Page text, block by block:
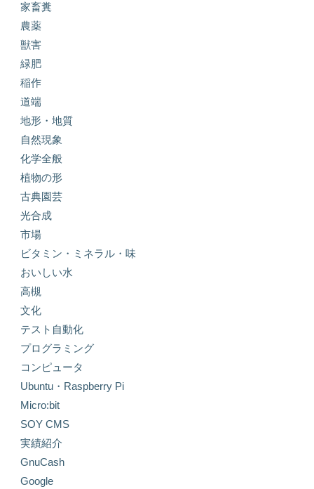
家畜糞
農薬
獣害
緑肥
稲作
道端
地形・地質
自然現象
化学全般
植物の形
古典園芸
光合成
市場
ビタミン・ミネラル・味
おいしい水
高槻
文化
テスト自動化
プログラミング
コンピュータ
Ubuntu・Raspberry Pi
Micro:bit
SOY CMS
実績紹介
GnuCash
Google